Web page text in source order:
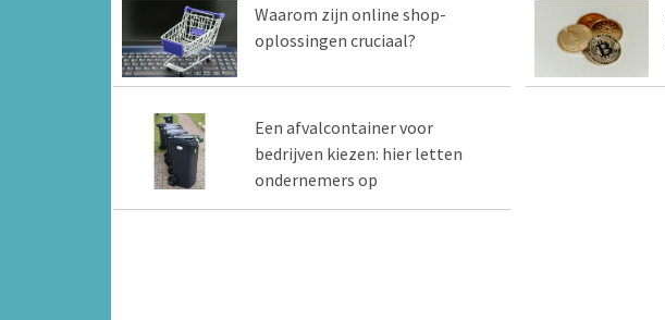
Waarom zijn online shop-
oplossingen cruciaal?
Een afvalcontainer voor
bedrijven kiezen: hier letten
ondernemers op